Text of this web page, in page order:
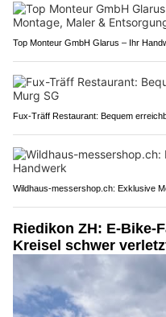
Top Monteur GmbH Glarus – Ihr
Fux-Träff Restaurant: Bequem
Wildhaus-messershop.ch: Exklusive
Riedikon ZH: E-Bike-
Kreisel schwer